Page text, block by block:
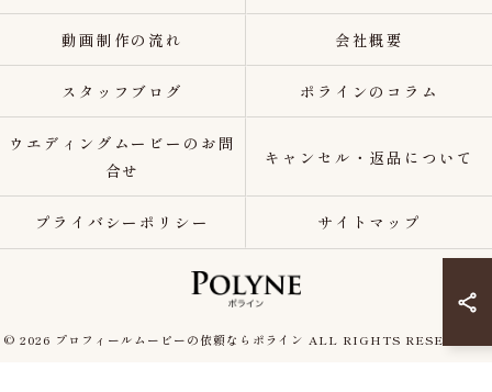
動画制作の流れ 会社概要
スタッフブログ ポラインのコラム
ウエディングムービーのお問
合せ
キャンセル・返品について
プライバシーポリシー サイトマップ
© 2026 プロフィールムービーの依頼ならポライン ALL RIGHTS RESERVED.